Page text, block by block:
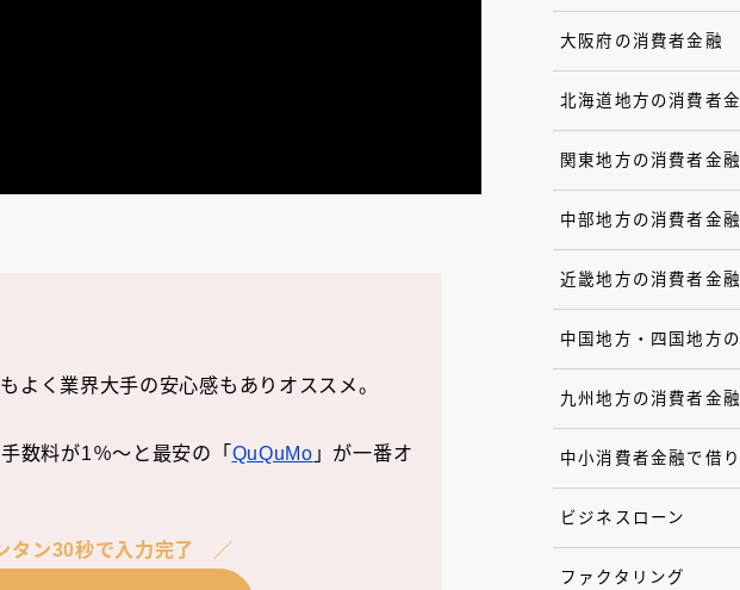
よく業界大手の安心感もありオススメ。
数料が1％〜と最安の「QuQuMo 」が一番オ
タン30秒で入力完了
大阪府の消費者金融
北海道地方の消費者
関東地方の消費者金融
中部地方の消費者金融
近畿地方の消費者金融
中国地方・四国地方
九州地方の消費者金融
中小消費者金融で借
ビジネスローン
ファクタリング